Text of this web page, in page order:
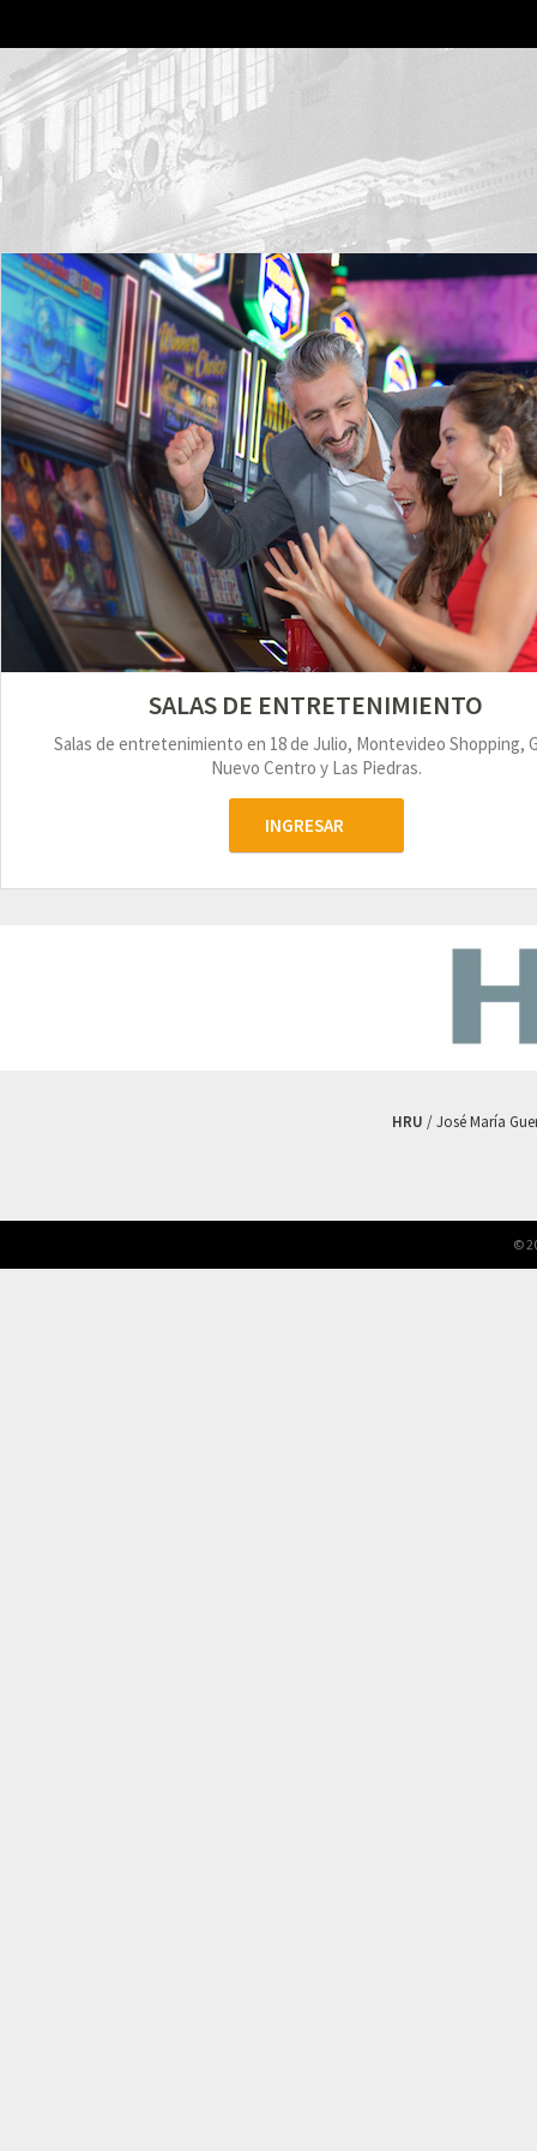
SALAS DE ENTRETENIMIENTO
Salas de entretenimiento en 18 de Julio, Montevideo Shopping,
Nuevo Centro y Las Piedras.
INGRESAR
HRU / José María
©